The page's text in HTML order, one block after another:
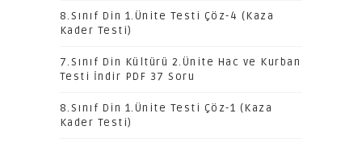
8.Sınıf Din 1.Ünite Testi Çöz-4 (Kaza
Kader Testi)
7.Sınıf Din Kültürü 2.Ünite Hac ve Kurban
Testi İndir PDF 37 Soru
8.Sınıf Din 1.Ünite Testi Çöz-1 (Kaza
Kader Testi)